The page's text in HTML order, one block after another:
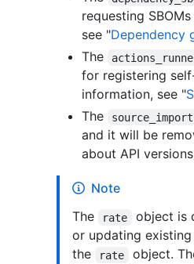
requesting
see "Dependency
The
for registering
information, see "
The
source_import
and it will be
about API
Note
The
rate
object is
or updating
the
rate object.